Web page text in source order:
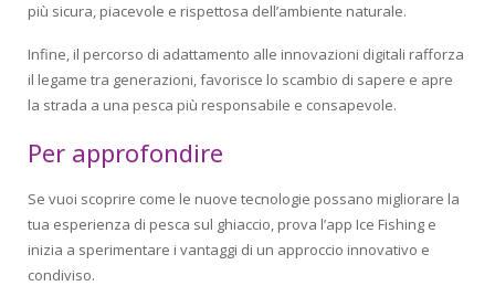
più sicura, piacevole e rispettosa dell’ambiente naturale.
Infine, il percorso di adattamento alle innovazioni digitali rafforza
il legame tra generazioni, favorisce lo scambio di sapere e apre
la strada a una pesca più responsabile e consapevole.
Per approfondire
Se vuoi scoprire come le nuove tecnologie possano migliorare la
tua esperienza di pesca sul ghiaccio, prova l’app Ice Fishing e
inizia a sperimentare i vantaggi di un approccio innovativo e
condiviso.